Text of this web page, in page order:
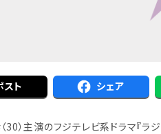
スト シェア
30）主演のフジテレビ系ドラマ『ラ